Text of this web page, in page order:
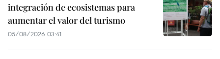
integración de ecosistemas para
aumentar el valor del turismo
05/08/2026 03:41